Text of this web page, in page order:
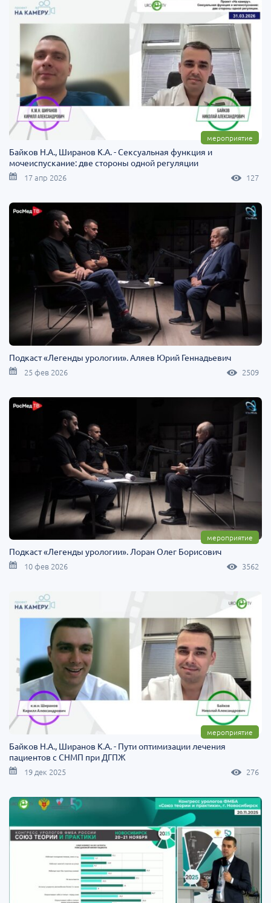
мероприятие
Байков Н.А., Ширанов К.А. - Сексуальная функция и
мочеиспускание: две стороны одной регуляции
17 апр 2026 127
Подкаст «Легенды урологии». Аляев Юрий Геннадьевич
25 фев 2026 2509
мероприятие
Подкаст «Легенды урологии». Лоран Олег Борисович
10 фев 2026 3562
мероприятие
Байков Н.А., Ширанов К.А. - Пути оптимизации лечения
пациентов с СНМП при ДГПЖ
19 дек 2025 276